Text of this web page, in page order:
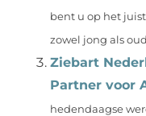
bent u op het
zowel jong als
Ziebart
Partner voor
hedendaagse